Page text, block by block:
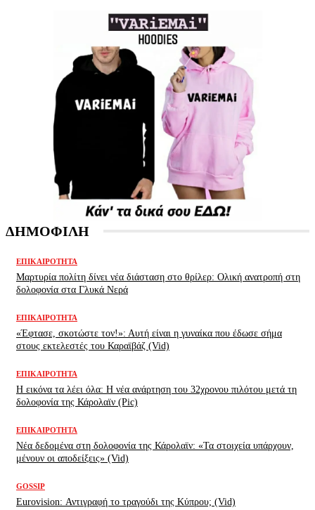
ΔΗΜΟΦΙΛΗ
ΕΠΙΚΑΙΡΌΤΗΤΑ
Μαρτυρία πολίτη δίνει νέα διάσταση στο θρίλερ: Ολική ανατροπή στη
δολοφονία στα Γλυκά Νερά
ΕΠΙΚΑΙΡΌΤΗΤΑ
«Έφτασε, σκοτώστε τον!»: Αυτή είναι η γυναίκα που έδωσε σήμα
στους εκτελεστές του Καραϊβάζ (Vid)
ΕΠΙΚΑΙΡΌΤΗΤΑ
H εικόνα τα λέει όλα: H νέα ανάρτηση του 32χρονου πιλότου μετά τη
δολοφονία της Κάρολαϊν (Pic)
ΕΠΙΚΑΙΡΌΤΗΤΑ
Νέα δεδομένα στη δολοφονία της Κάρολαϊν: «Τα στοιχεία υπάρχουν,
μένουν οι αποδείξεις» (Vid)
GOSSIP
Eurovision: Αντιγραφή το τραγούδι της Κύπρου; (Vid)